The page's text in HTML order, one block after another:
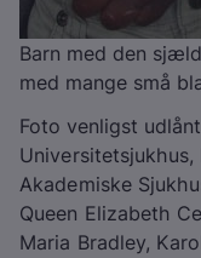
Barn med den
med mange små
Foto venligst udlånt
Akademiske
Queen Elizabeth
Maria Bradley,